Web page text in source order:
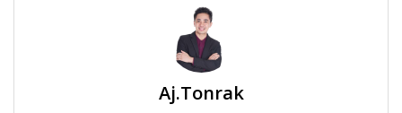
Aj.Tonrak